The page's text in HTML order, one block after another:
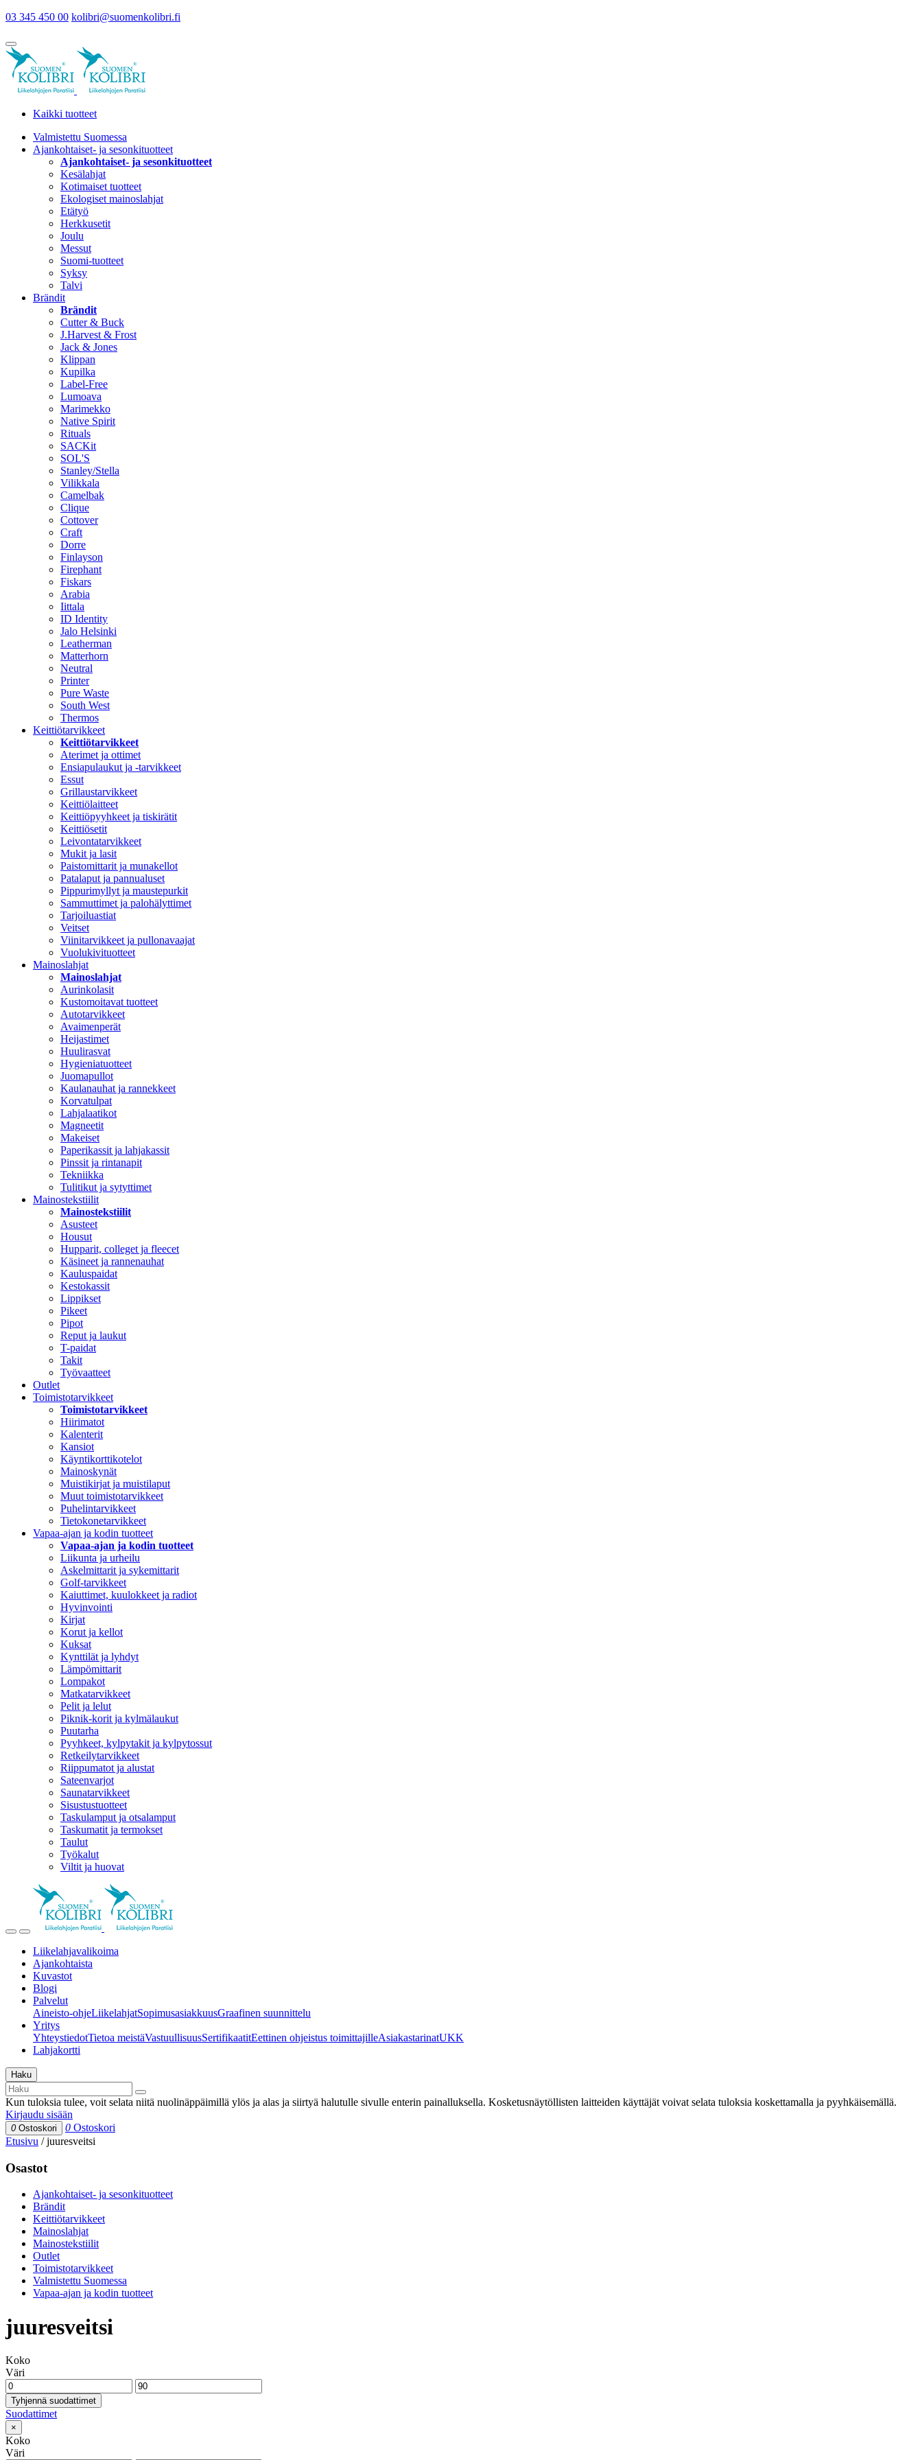
03 345 450 00 kolibri@suomenkolibri.fi
Kaikki tuotteet
Valmistettu Suomessa
Ajankohtaiset- ja sesonkituotteet
Ajankohtaiset- ja sesonkituotteet
Kesälahjat
Kotimaiset tuotteet
Ekologiset mainoslahjat
Etätyö
Herkkusetit
Joulu
Messut
Suomi-tuotteet
Syksy
Talvi
Brändit
Brändit
Cutter & Buck
J.Harvest & Frost
Jack & Jones
Klippan
Kupilka
Label-Free
Lumoava
Marimekko
Native Spirit
Rituals
SACKit
SOL'S
Stanley/Stella
Vilikkala
Camelbak
Clique
Cottover
Craft
Dorre
Finlayson
Firephant
Fiskars
Arabia
Iittala
ID Identity
Jalo Helsinki
Leatherman
Matterhorn
Neutral
Printer
Pure Waste
South West
Thermos
Keittiötarvikkeet
Keittiötarvikkeet
Aterimet ja ottimet
Ensiapulaukut ja -tarvikkeet
Essut
Grillaustarvikkeet
Keittiölaitteet
Keittiöpyyhkeet ja tiskirätit
Keittiösetit
Leivontatarvikkeet
Mukit ja lasit
Paistomittarit ja munakellot
Patalaput ja pannualuset
Pippurimyllyt ja maustepurkit
Sammuttimet ja palohälyttimet
Tarjoiluastiat
Veitset
Viinitarvikkeet ja pullonavaajat
Vuolukivituotteet
Mainoslahjat
Mainoslahjat
Aurinkolasit
Kustomoitavat tuotteet
Autotarvikkeet
Avaimenperät
Heijastimet
Huulirasvat
Hygieniatuotteet
Juomapullot
Kaulanauhat ja rannekkeet
Korvatulpat
Lahjalaatikot
Magneetit
Makeiset
Paperikassit ja lahjakassit
Pinssit ja rintanapit
Tekniikka
Tulitikut ja sytyttimet
Mainostekstiilit
Mainostekstiilit
Asusteet
Housut
Hupparit, colleget ja fleecet
Käsineet ja rannenauhat
Kauluspaidat
Kestokassit
Lippikset
Pikeet
Pipot
Reput ja laukut
T-paidat
Takit
Työvaatteet
Outlet
Toimistotarvikkeet
Toimistotarvikkeet
Hiirimatot
Kalenterit
Kansiot
Käyntikorttikotelot
Mainoskynät
Muistikirjat ja muistilaput
Muut toimistotarvikkeet
Puhelintarvikkeet
Tietokonetarvikkeet
Vapaa-ajan ja kodin tuotteet
Vapaa-ajan ja kodin tuotteet
Liikunta ja urheilu
Askelmittarit ja sykemittarit
Golf-tarvikkeet
Kaiuttimet, kuulokkeet ja radiot
Hyvinvointi
Kirjat
Korut ja kellot
Kuksat
Kynttilät ja lyhdyt
Lämpömittarit
Lompakot
Matkatarvikkeet
Pelit ja lelut
Piknik-korit ja kylmälaukut
Puutarha
Pyyhkeet, kylpytakit ja kylpytossut
Retkeilytarvikkeet
Riippumatot ja alustat
Sateenvarjot
Saunatarvikkeet
Sisustustuotteet
Taskulamput ja otsalamput
Taskumatit ja termokset
Taulut
Työkalut
Viltit ja huovat
Liikelahjavalikoima
Ajankohtaista
Kuvastot
Blogi
Palvelut
Aineisto-ohjeLiikelahjatSopimusasiakkuusGraafinen suunnittelu
Yritys
YhteystiedotTietoa meistäVastuullisuusSertifikaatitEettinen ohjeistus toimittajilleAsiakastarinatUKK
Lahjakortti
Haku
Kun tuloksia tulee, voit selata niitä nuolinäppäimillä ylös ja alas ja siirtyä halutulle sivulle enterin painalluksella. Kosketusnäytöllisten laitteiden käyttäjät voivat selata tuloksia koskettamalla ja pyyhkäisemällä.
Kirjaudu sisään
0 Ostoskori 0 Ostoskori
Etusivu /juuresveitsi
Osastot
Ajankohtaiset- ja sesonkituotteet
Brändit
Keittiötarvikkeet
Mainoslahjat
Mainostekstiilit
Outlet
Toimistotarvikkeet
Valmistettu Suomessa
Vapaa-ajan ja kodin tuotteet
juuresveitsi
Koko
Väri
Tyhjennä suodattimet
Suodattimet
×
Koko
Väri